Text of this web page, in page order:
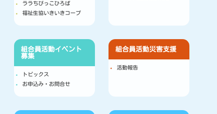
ララちびっこひろば
福祉生協いきいきコープ
組合員活動イベント
募集
トピックス
お申込み・お問合せ
組合員活動災害支援
活動報告